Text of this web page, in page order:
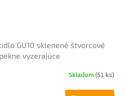
GU10 sklenené štvorcové
vyzerajúce
Skladom (51 ks)